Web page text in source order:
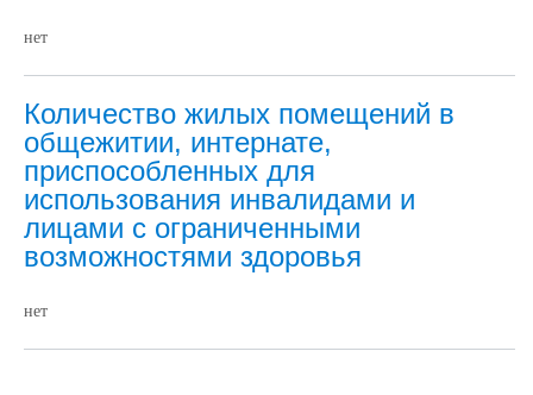
нет
Количество жилых помещений в
общежитии, интернате,
приспособленных для
использования инвалидами и
лицами с ограниченными
возможностями здоровья
нет